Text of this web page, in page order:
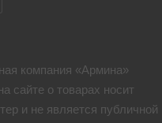
компания «Армина»
сайте о товарах носит
и не является публичной